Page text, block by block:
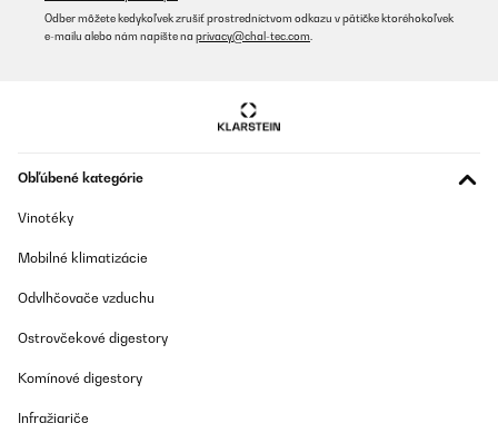
Preložiť
macht er mit der holzoptik Oberfläche, der Acryl‑Tür und der
dezenten blauen LED‑Beleuchtung richtig was her. Ideal, um seine
die 4 verschiedenen TPD‑Einstellungen (Umdrehungen pro Tag)
Die Uhren sitzen sicher in den Haltern und werden gleichmäßig
werde auch noch einen zweiten Kaufen, sobald ich eine weitere
Fach passt.Fazit: Wer einen zuverlässigen und optisch
ansprechenden Watch Winder für mehrere Uhren sucht, ist hier
Absolute Empfehlung.
Amazon-Benutzer
Odber môžete kedykoľvek zrušiť prostredníctvom odkazu v pätičke ktoréhokoľvek
e-mailu alebo nám napíšte na privacy@chal-tec.com
Obľúbené kategórie
Vinotéky
Mobilné klimatizácie
Odvlhčovače vzduchu
Ostrovčekové digestory
Komínové digestory
Infražiariče